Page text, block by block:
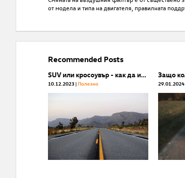
от модела и типа на двигателя, правилната
Recommended Posts
SUV или кросоувър - как да изберем?
10.12.2023 Полезнo 29.01.2024